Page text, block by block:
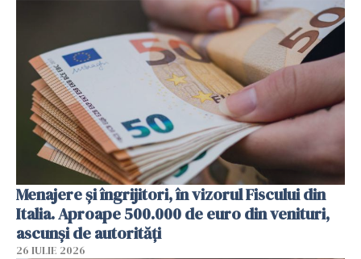
Menajere și îngrijitori, în vizorul Fiscului din
Italia. Aproape 500.000 de euro din venituri,
ascunși de autorități
26 IULIE 2026